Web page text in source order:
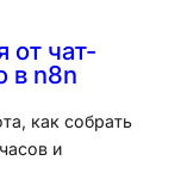
от чат-
в n8n
как собрать
и